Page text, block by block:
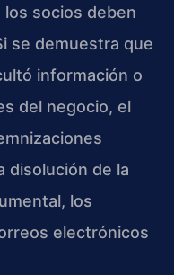
los socios deben
se demuestra que
información o
del negocio, el
disolución de la
los
electrónicos